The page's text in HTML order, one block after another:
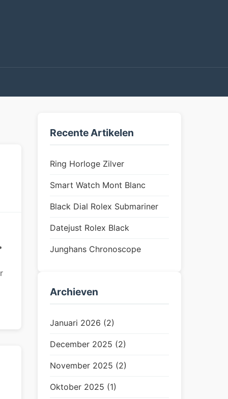
Recente Artikelen
Ring Horloge Zilver
Smart Watch Mont Blanc
Black Dial Rolex Submariner
Datejust Rolex Black
Junghans Chronoscope
Archieven
Januari 2026 (2)
December 2025 (2)
November 2025 (2)
Oktober 2025 (1)